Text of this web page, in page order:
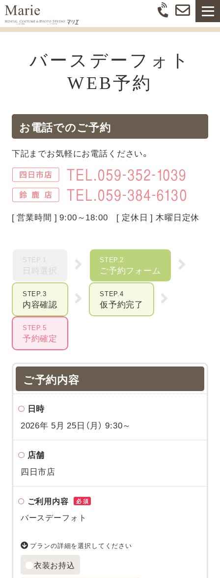
バースデーフォト
WEB予約
お電話でのご予約
下記までお気軽にお電話ください。
[ 営業時間 ] 9:00～18:00 [ 定休日 ] 木曜日定休
STEP.1
日時選択
STEP.2
ご予約フォーム
STEP.3
内容確認
STEP.4
仮予約完了
STEP.5
予約確定
ご予約内容
日時
2026年 5月 25日（月） 9:30～
店舗
四日市店
ご利用内容 必須
バースデーフォト
プランの詳細を選択してください
衣装お持込